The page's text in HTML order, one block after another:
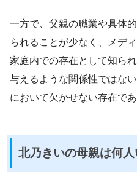
一方で、父親の職業や具体
られることが少なく、メデ
家庭内での存在として知ら
与えるような関係性ではな
において欠かせない存在で
北乃きいの母親は何